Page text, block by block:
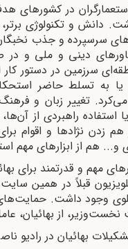
در کشورهای
دانش و تکنولوژی
سرسپرده و جذب
دینی و ملی و
سرزمین در دستور کار
یا به تسلط حاضر
می‌کرد. تغییر زبان و
استفاده راهبردی از
زدن نژادها و اقوام
و... هم از ابزارهای مهم
مهم و قدرتمند برای
قبلاً در همین
وجود داشت. حمایت‌های
از بهائیان،
بهائیان در رادیو